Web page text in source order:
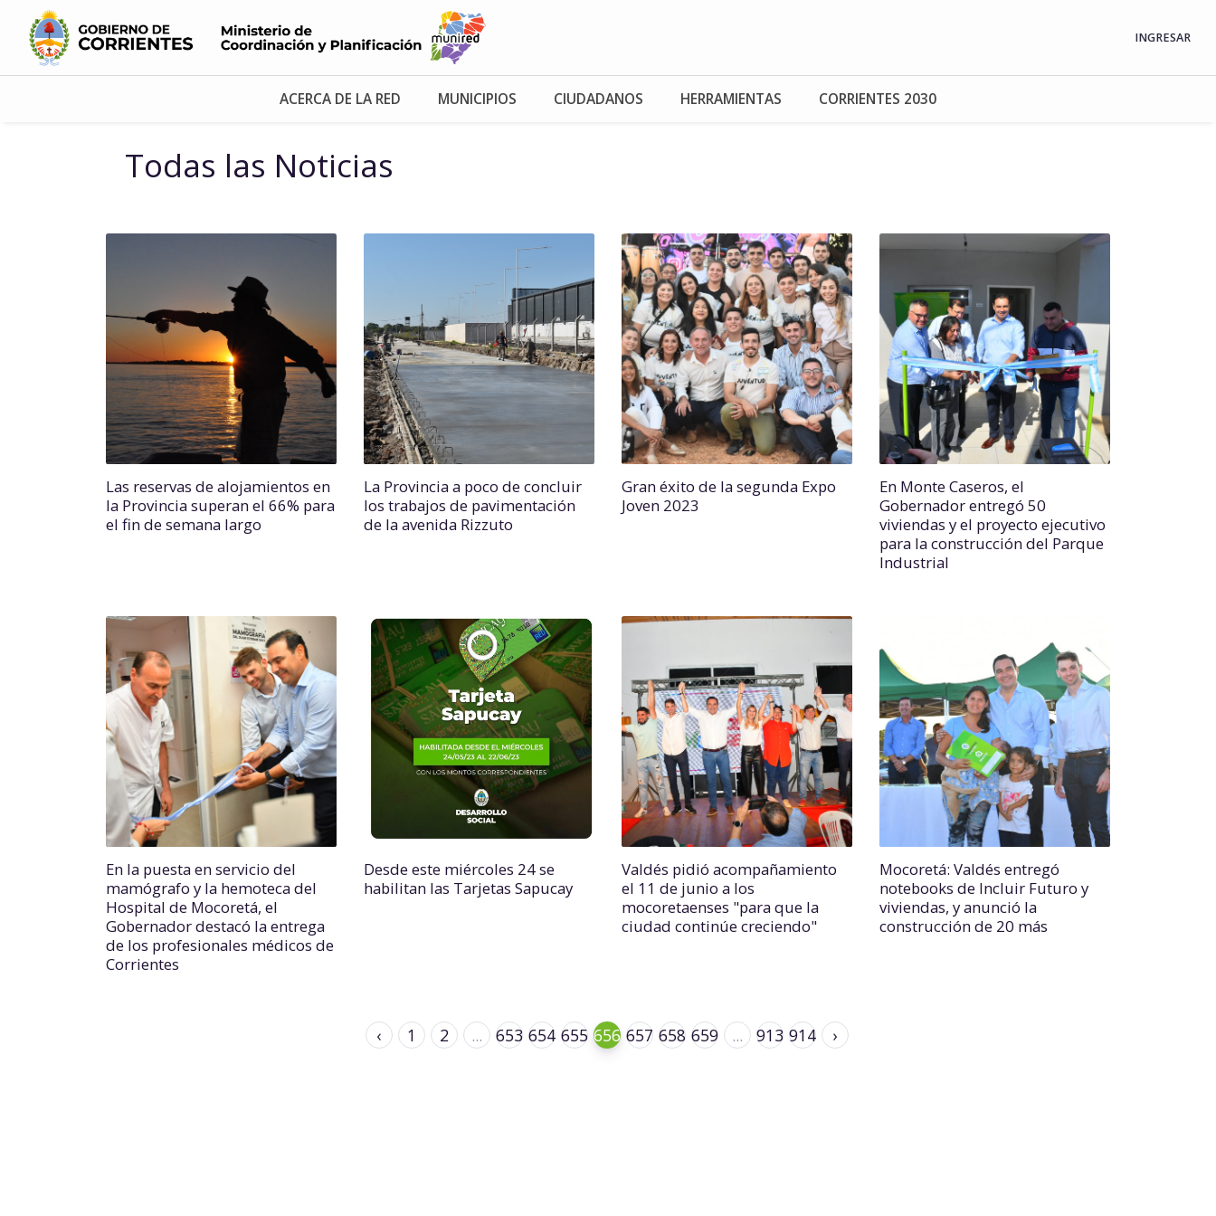
INGRESAR
ACERCA DE LA RED MUNICIPIOS CIUDADANOS HERRAMIENTAS CORRIENTES 2030
Todas las Noticias
Las reservas de alojamientos en
la Provincia superan el 66% para
el fin de semana largo
La Provincia a poco de concluir
los trabajos de pavimentación
de la avenida Rizzuto
Gran éxito de la segunda Expo
Joven 2023
En Monte Caseros, el
Gobernador entregó 50
viviendas y el proyecto ejecutivo
para la construcción del Parque
Industrial
En la puesta en servicio del
mamógrafo y la hemoteca del
Hospital de Mocoretá, el
Gobernador destacó la entrega
de los profesionales médicos de
Corrientes
Desde este miércoles 24 se
habilitan las Tarjetas Sapucay
Valdés pidió acompañamiento
el 11 de junio a los
mocoretaenses "para que la
ciudad continúe creciendo"
Mocoretá: Valdés entregó
notebooks de Incluir Futuro y
viviendas, y anunció la
construcción de 20 más
‹ 1 2 ... 653 654 655 656 657 658 659 ... 913 914 ›